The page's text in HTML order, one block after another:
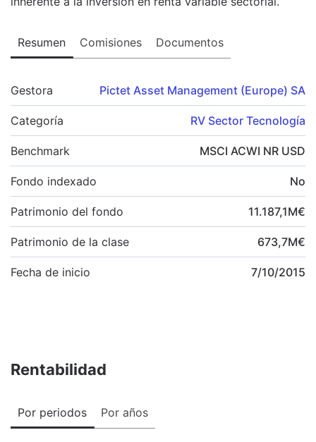
Resumen Comisiones Documentos
Gestora Pictet Asset Management (Europe) SA
Categoría RV Sector Tecnología
Benchmark MSCI ACWI NR USD
Fondo indexado No
Patrimonio del fondo 11.187,1M€
Patrimonio de la clase 673,7M€
Fecha de inicio 7/10/2015
Rentabilidad
Por periodos Por años